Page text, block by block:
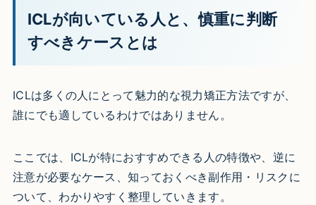
ICLが向いている人と、慎重に判断
すべきケースとは
ICLは多くの人にとって魅力的な視力矯正方法ですが、
誰にでも適しているわけではありません。
ここでは、ICLが特におすすめできる人の特徴や、逆に
注意が必要なケース、知っておくべき副作用・リスクに
ついて、わかりやすく整理していきます。